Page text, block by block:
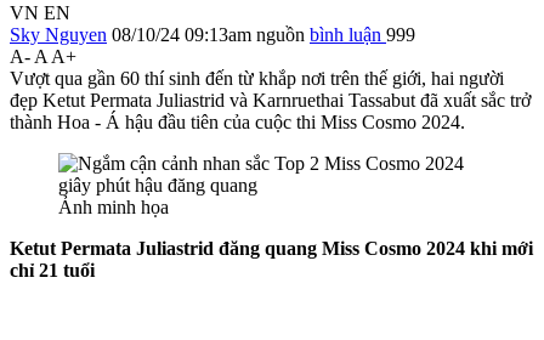
VN EN
Sky Nguyen 08/10/24 09:13am nguồn bình luận 999
A- A A+
Vượt qua gần 60 thí sinh đến từ khắp nơi trên thế giới, hai người
đẹp Ketut Permata Juliastrid và Karnruethai Tassabut đã xuất sắc trở
thành Hoa - Á hậu đầu tiên của cuộc thi Miss Cosmo 2024.
Ảnh minh họa
Ketut Permata Juliastrid đăng quang Miss Cosmo 2024 khi mới
chỉ 21 tuổi